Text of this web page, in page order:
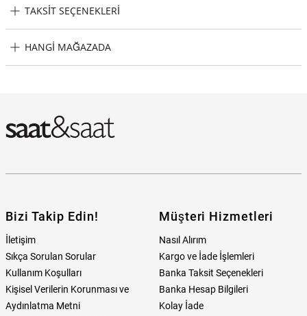
TAKSIT SEÇENEKLERI
HANGI MAĞAZADA
Bizi Takip Edin!
İletişim
Sıkça Sorulan Sorular
Kullanım Koşulları
Kişisel Verilerin Korunması ve
Aydınlatma Metni
Müşteri Hizmetleri
Nasıl Alırım
Kargo ve İade İşlemleri
Banka Taksit Seçenekleri
Banka Hesap Bilgileri
Kolay İade